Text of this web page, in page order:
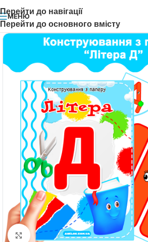
Перейти до навігації
Перейти до основного вмісту
МЕНЮ
Натисніть, щоб збільшити